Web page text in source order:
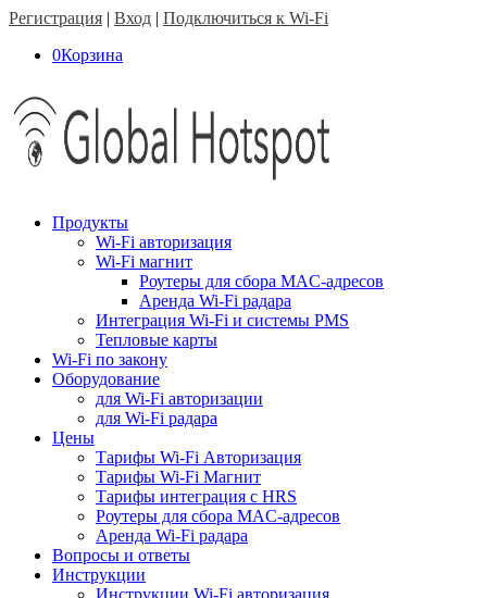
Регистрация | Вход | Подключиться к Wi-Fi
0Корзина
Продукты
Wi-Fi авторизация
Wi-Fi магнит
Роутеры для сбора MAC-адресов
Аренда Wi-Fi радара
Интеграция Wi-Fi и системы PMS
Тепловые карты
Wi-Fi по закону
Оборудование
для Wi-Fi авторизации
для Wi-Fi радара
Цены
Тарифы Wi-Fi Авторизация
Тарифы Wi-Fi Магнит
Тарифы интеграция с HRS
Роутеры для сбора MAC-адресов
Аренда Wi-Fi радара
Вопросы и ответы
Инструкции
Инструкции Wi-Fi авторизация